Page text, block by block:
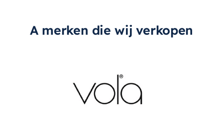
A merken die wij verkopen